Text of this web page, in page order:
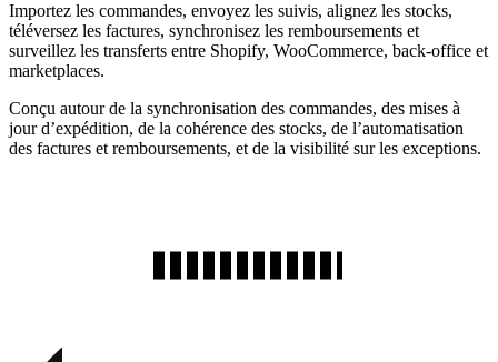
Importez les commandes, envoyez les suivis, alignez les stocks,
téléversez les factures, synchronisez les remboursements et
surveillez les transferts entre Shopify, WooCommerce, back-office et
marketplaces.
Conçu autour de la synchronisation des commandes, des mises à
jour d’expédition, de la cohérence des stocks, de l’automatisation
des factures et remboursements, et de la visibilité sur les exceptions.